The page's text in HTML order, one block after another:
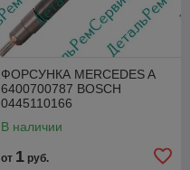
ФОРСУНКА MERCEDES A
6400700787 BOSCH
0445110166
В наличии
от 1 руб.